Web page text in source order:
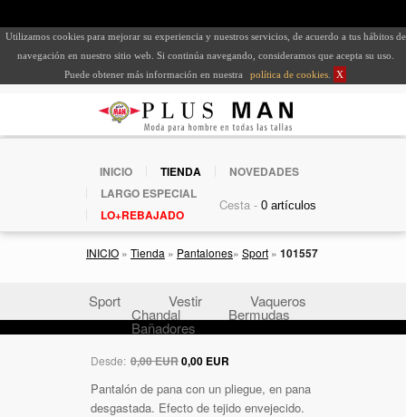
Utilizamos cookies para mejorar su experiencia y nuestros servicios, de acuerdo a tus hábitos de
navegación en nuestro sitio web. Si continúa navegando, consideramos que acepta su uso.
Puede obtener más información en nuestra
política de cookies X
INICIO TIENDA
NOVEDADES
LARGO ESPECIAL
LO+REBAJADO
Cesta -
INICIO » Tienda » Pantalones» Sport » 101557
Sport Vestir Vaqueros
Chandal Bermudas
Bañadores
Desde: 0,00 EUR0,00 EUR
Pantalón de pana con un pliegue, en pana
desgastada. Efecto de tejido envejecido.